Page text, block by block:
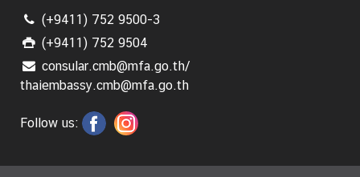
(+9411) 752 9500-3
(+9411) 752 9504
consular.cmb@mfa.go.th/
thaiembassy.cmb@mfa.go.th
Follow us: